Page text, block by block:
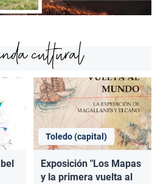
cultural
Toledo (capital)
Exposición "Los Mapas
y la primera vuelta al